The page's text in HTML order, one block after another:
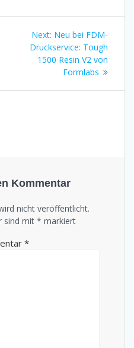
Next: Next
post:
Neu bei FDM-
Druckservice: Tough
1500 Resin V2 von
Formlabs
Kommentar
nicht veröffentlicht.
sind mit * markiert
*